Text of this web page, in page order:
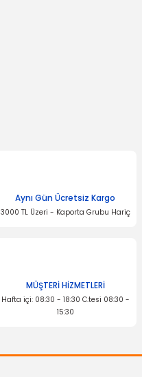
Aynı Gün Ücretsiz Kargo
3000 TL Üzeri - Kaporta Grubu Hariç
MÜŞTERİ HİZMETLERİ
Hafta içi: 08:30 - 18:30 C.tesi 08:30 -
15:30